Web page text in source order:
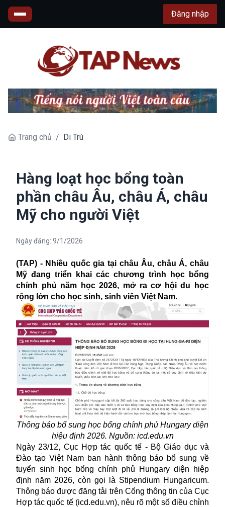
Đăng nhập
Trang chủ / Di Trú
Hàng loạt học bổng toàn
phần châu Âu, châu Á, châu
Mỹ cho người Việt
Ngày đăng: 9/1/2026
(TAP) - Nhiều quốc gia tại châu Âu, châu Á, châu
Mỹ đang triển khai các chương trình học bổng
chính phủ năm học 2026, mở ra cơ hội du học
rộng lớn cho học sinh, sinh viên Việt Nam.
Thông báo bổ sung học bổng chính phủ Hungary diện
hiệu định 2026. Nguồn: icd.edu.vn
Ngày 23/12, Cục Hợp tác quốc tế - Bộ Giáo dục và
Đào tạo Việt Nam ban hành thông báo bổ sung về
tuyển sinh học bổng chính phủ Hungary diện hiệp
định năm 2026, còn gọi là Stipendium Hungaricum.
Thông báo được đăng tải trên Cổng thông tin của Cục
Hợp tác quốc tế (icd.edu.vn), nêu rõ một số điều chỉnh